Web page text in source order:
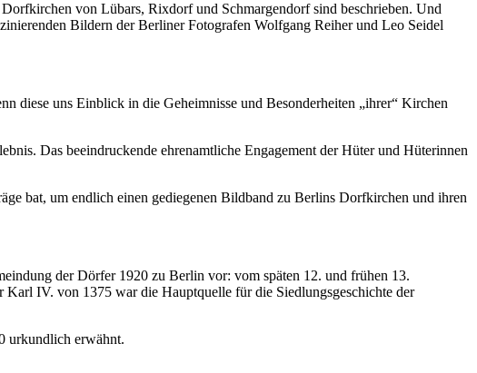
von Lübars, Rixdorf und Schmargendorf sind beschrieben. Und
Bildern der Berliner Fotografen Wolfgang Reiher und Leo Seidel
diese uns Einblick in die Geheimnisse und Besonderheiten „ihrer“ Kirchen
Das beeindruckende ehrenamtliche Engagement der Hüter und Hüterinnen
bat, um endlich einen gediegenen Bildband zu Berlins Dorfkirchen und ihren
der Dörfer 1920 zu Berlin vor: vom späten 12. und frühen 13.
IV. von 1375 war die Hauptquelle für die Siedlungsgeschichte der
urkundlich erwähnt.